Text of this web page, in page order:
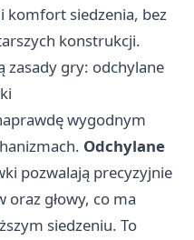
komfort siedzenia, bez
konstrukcji.
zasady gry: odchylane
wygodnym
Odchylane
pozwalają precyzyjnie
oraz głowy, co ma
siedzeniu. To